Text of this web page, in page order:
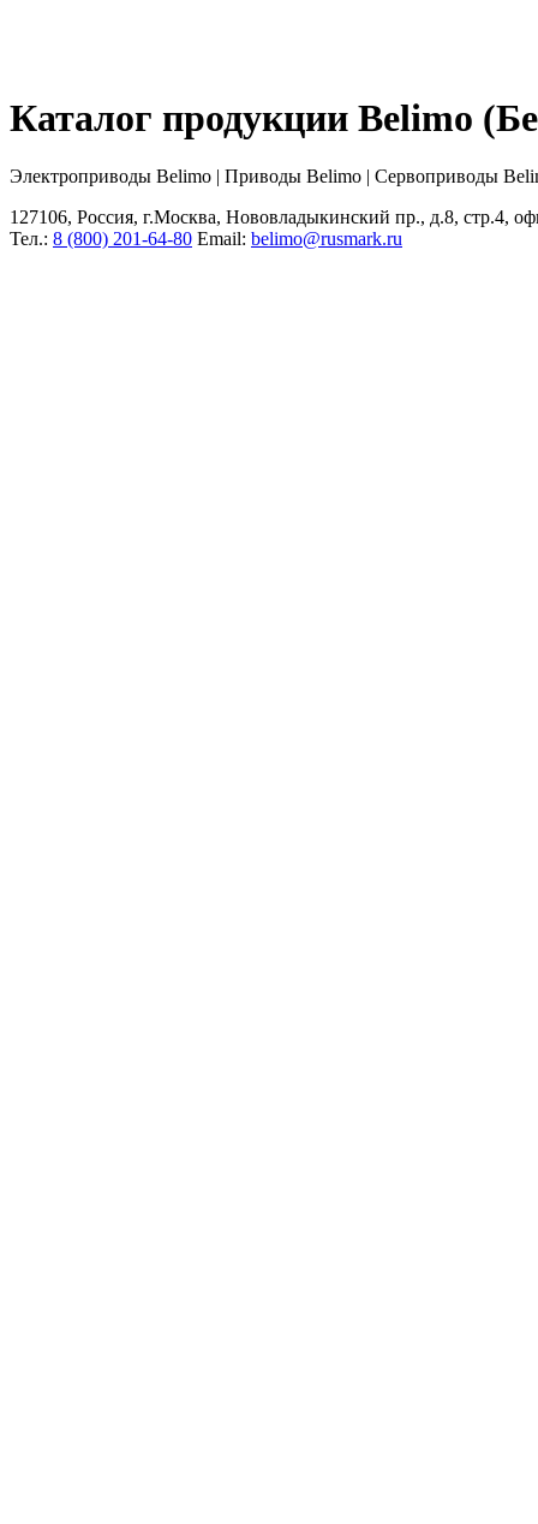
Каталог продукции Belimo
Электроприводы Belimo | Приводы Belimo | Сервоприводы
127106, Россия, г.Москва, Нововладыкинский пр., д.8, стр.4,
Тел.: 8 (800) 201-64-80 Еmail: belimo@rusmark.ru